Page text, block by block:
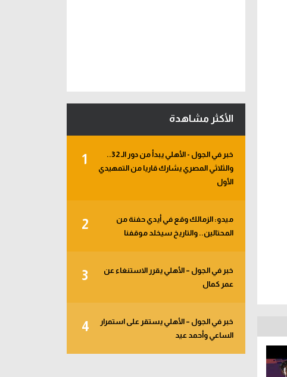
الأكثر مشاهدة
1
خبر في الجول - الأهلي يبدأ من دور الـ 32..
والثلاثي المصري يشارك قاريا من التمهيدي
الأول
2
ميدو: الزمالك وقع في أيدي حفنة من
المحتالين.. والتاريخ سيخلد موقفنا
3
خبر في الجول – الأهلي يقرر الاستنغاء عن
عمر كمال
4
خبر في الجول – الأهلي يستقر على استمرار
الساعي وأحمد عيد